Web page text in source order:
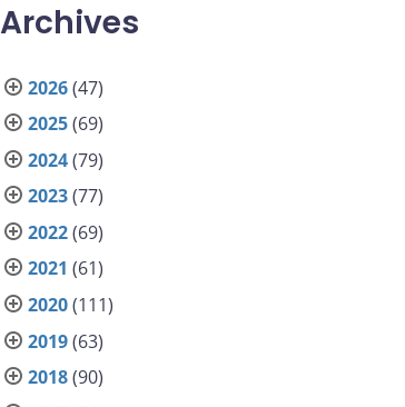
Archives
2026(47)
2025(69)
2024(79)
2023(77)
2022(69)
2021 (61)
2020(111)
2019(63)
2018(90)